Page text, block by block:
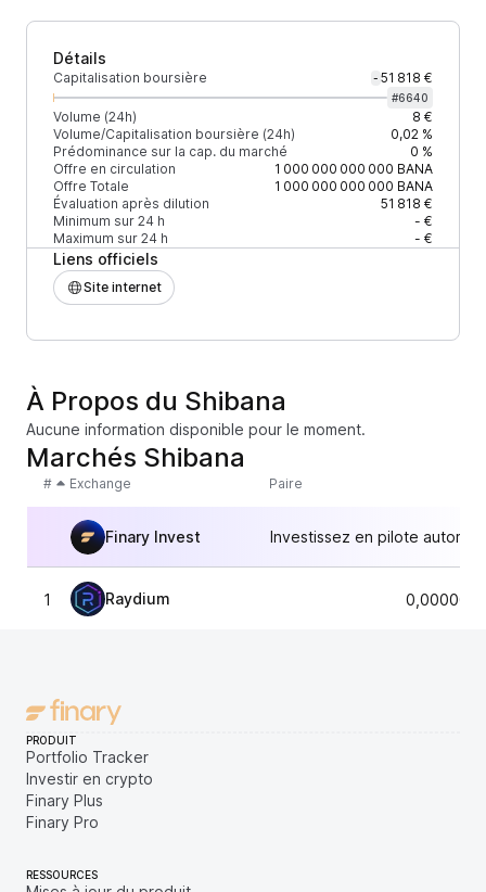
Détails
Capitalisation boursière - 51 818 €
#6640
Volume (24h)
8 €
Volume/Capitalisation boursière (24h)
0,02 %
Prédominance sur la cap. du marché
0 %
Offre en circulation
1 000 000 000 000 BANA
Offre Totale
1 000 000 000 000 BANA
Évaluation après dilution
51 818 €
Minimum sur 24 h
- €
Maximum sur 24 h
- €
Liens officiels
Site internet
À Propos du Shibana
Aucune information disponible pour le moment.
Marchés Shibana
# Exchange Paire
Finary Invest Investissez en pilote
1 Raydium
PRODUIT
Portfolio Tracker
Investir en crypto
Finary Plus
Finary Pro
RESSOURCES